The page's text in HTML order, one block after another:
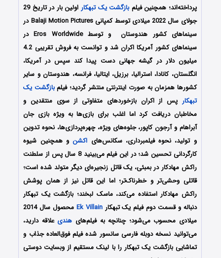
پرداخته‌اند؛ همچنین فیلم بازگشت یک تبهکار
اولین بار در تاریخ 29
جولای سال 2022 میلادی توسط کمپانی Balaji Motion Pictures در
سینماهای کشور هندوستان و توسط Eros Worldwide در
سینماهای کشور آمریکا اکران شد و توانست به فروش تقریبی 4.2
میلیون دلار در گیشه جهانی دست پیدا کند سپس در آمریکا،
انگلستان، کانادا، استرالیا، برزیل، ایتالیا، فرانسه، هندوستان و سایر
کشورها همزمان به صورت اینترنتی منتشر گردید؛ فیلمبازگشت یک
تبهکار پس از اکران بازخوردهای متفاوتی از سوی منتقدین و
مخاطبان دریافت کرد اما اغلب برای بازی‌ها به ویژه بازی جان
آبراهام و آرجون کاپور، جلوه‌های ویژه، چهره‌پردازی‌ها، نحوه تدوین
و تولید، نحوه فیلمبرداری، سکانس‌های اکشنو همچنین شیوه
کارگردانی تحسین شد؛ در این فیلم می‌بینید 8 سال پس از سلطنت
راکش مهادکار در بمبئی، یک قاتل زنجیره‌ای دیگر متولد شده است؛
قاتلی وحشی‌تر و خطرناک‌تر؛ اما این قاتل نیز از همان پوشش
راکش مهادکار استفاده می‌کند، ماسک لبخند؛ بازگشت یک تبهکار
دنباله و قسمت دوم فیلم یک تبهکارEk Villain
محصول سال 2014
میلادی محسوب می‌شود؛ چنانچه به فیلم‌های هندی علاقه دارید،
می‌توانید نسخه دوبله فارسی سانسور شده فیلم فوق‌العاده جذاب و
تماشایی بازگشت یک تبهکار را با ‌لینک مستقیم از وبسایت دوستی